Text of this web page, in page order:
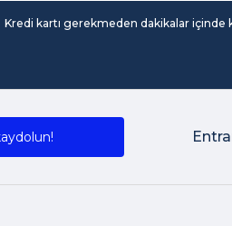
Kredi kartı gerekmeden dakikalar içinde